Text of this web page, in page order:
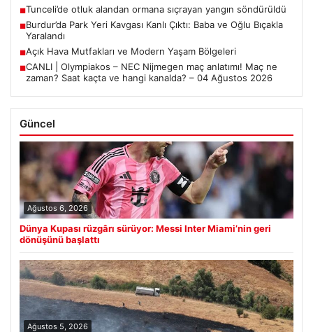
■Tunceli’de otluk alandan ormana sıçrayan yangın söndürüldü
■Burdur’da Park Yeri Kavgası Kanlı Çıktı: Baba ve Oğlu Bıçakla
Yaralandı
■Açık Hava Mutfakları ve Modern Yaşam Bölgeleri
■CANLI | Olympiakos – NEC Nijmegen maç anlatımı! Maç ne
zaman? Saat kaçta ve hangi kanalda? – 04 Ağustos 2026
Güncel
Ağustos 6, 2026
Dünya Kupası rüzgârı sürüyor: Messi Inter Miami’nin geri
dönüşünü başlattı
Ağustos 5, 2026